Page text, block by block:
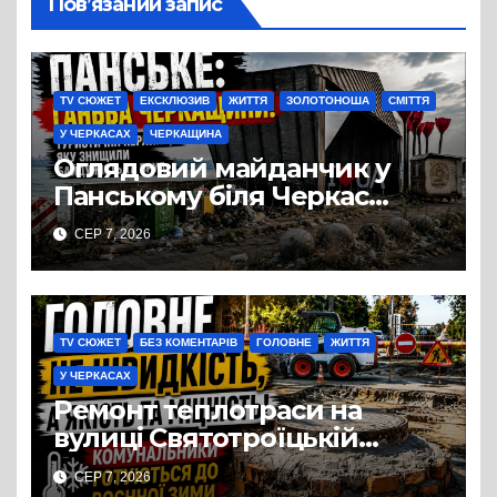
TV СЮЖЕТ ЕКСКЛЮЗИВ ЖИТТЯ ЗОЛОТОНОША СМІТТЯ
У ЧЕРКАСАХ ЧЕРКАЩИНА
Оглядовий майданчик у
Панському біля Черкас
перетворився на занедбане
сміттєзвалище
СЕР 7, 2026
TV СЮЖЕТ БЕЗ КОМЕНТАРІВ ГОЛОВНЕ ЖИТТЯ
У ЧЕРКАСАХ
Ремонт теплотраси на
вулиці Святотроїцькій
затягнувся порівняно із
СЕР 7, 2026